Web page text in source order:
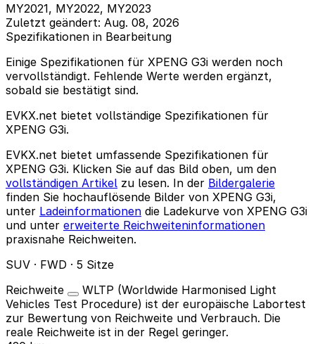
MY2021, MY2022, MY2023
Zuletzt geändert: Aug. 08, 2026
Spezifikationen in Bearbeitung
Einige Spezifikationen für XPENG G3i werden noch
vervollständigt. Fehlende Werte werden ergänzt,
sobald sie bestätigt sind.
EVKX.net bietet vollständige Spezifikationen für
XPENG G3i.
EVKX.net bietet umfassende Spezifikationen für
XPENG G3i. Klicken Sie auf das Bild oben, um den
vollständigen Artikel zu lesen. In der Bildergalerie
finden Sie hochauflösende Bilder von XPENG G3i,
unter Ladeinformationen die Ladekurve von XPENG G3i
und unter erweiterte Reichweiteninformationen
praxisnahe Reichweiten.
SUV · FWD · 5 Sitze
Reichweite
WLTP (Worldwide Harmonised Light
Vehicles Test Procedure) ist der europäische Labortest
zur Bewertung von Reichweite und Verbrauch. Die
reale Reichweite ist in der Regel geringer.